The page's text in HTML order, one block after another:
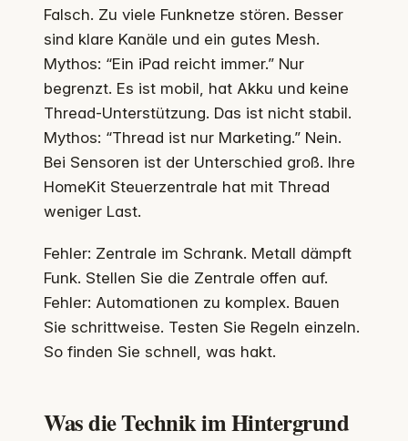
Falsch. Zu viele Funknetze stören. Besser
sind klare Kanäle und ein gutes Mesh.
Mythos: “Ein iPad reicht immer.” Nur
begrenzt. Es ist mobil, hat Akku und keine
Thread-Unterstützung. Das ist nicht stabil.
Mythos: “Thread ist nur Marketing.” Nein.
Bei Sensoren ist der Unterschied groß. Ihre
HomeKit Steuerzentrale hat mit Thread
weniger Last.
Fehler: Zentrale im Schrank. Metall dämpft
Funk. Stellen Sie die Zentrale offen auf.
Fehler: Automationen zu komplex. Bauen
Sie schrittweise. Testen Sie Regeln einzeln.
So finden Sie schnell, was hakt.
Was die Technik im Hintergrund